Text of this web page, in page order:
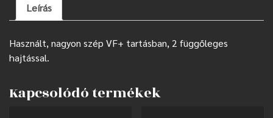
Leírás
Használt, nagyon szép VF+ tartásban, 2 függőleges
hajtással.
Kapcsolódó termékek